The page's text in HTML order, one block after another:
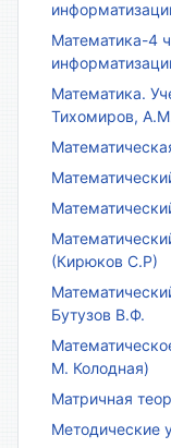
Математика-4
Математика.
Тихомиров,
(Кирюков С.Р)
Бутузов В.Ф.
М. Колодная)
Матричная
Методические